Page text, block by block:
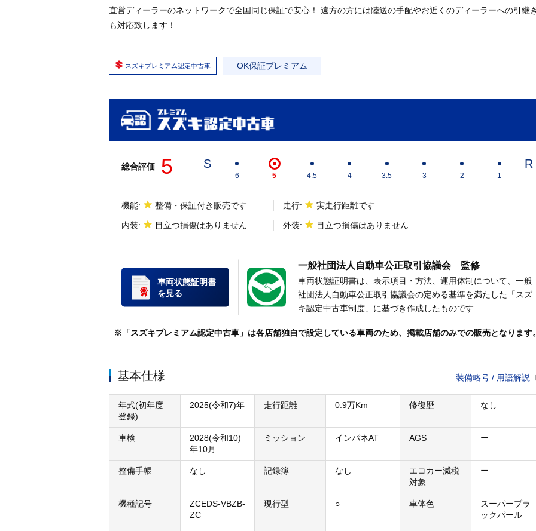
直営ディーラーのネットワークで全国同じ保証で安心！ 遠方の方には陸送の手配やお近くのディーラーへの引継
も対応致します！
スズキプレミアム認定中古車 OK保証プレミアム
総合評価 5 S R
6 5 4.5 4 3.5 3 2 1
機能: 整備・保証付き販売です 走行: 実走行距離です
内装: 目立つ損傷はありません 外装: 目立つ損傷はありません
車両状態証明書
を見る
一般社団法人 自動車公正取引協議会 監修
車両状態証明書は、表示項目・方法、運用体制について、一般
社団法人自動車公正取引協議会の定める基準を満たした「スズ
キ認定中古車制度」に基づき作成したものです
※「スズキプレミアム認定中古車」は各店舗独自で設定している車両のため、掲載店舗のみでの販売となります
基本仕様 装備略号 / 用語解説
年式(初年度
登録)
2025(令和7)年 走行距離 0.9万Km 修復歴 なし
車検
2028(令和10)
年10月
ミッション インパネAT AGS ー
整備手帳 なし 記録簿 なし
エコカー減税
対象
ー
機種記号
ZCEDS-VBZB-
ZC
現行型 ○ 車体色
スーパーブラ
ックパール